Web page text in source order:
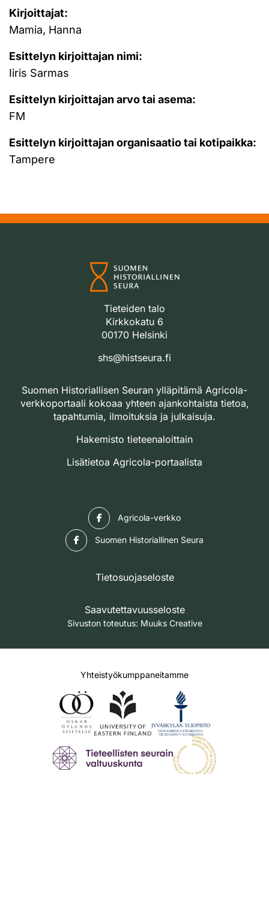
Kirjoittajat:
Mamia, Hanna
Esittelyn kirjoittajan nimi:
Iiris Sarmas
Esittelyn kirjoittajan arvo tai asema:
FM
Esittelyn kirjoittajan organisaatio tai kotipaikka:
Tampere
Tieteiden talo
Kirkkokatu 6
00170 Helsinki
shs@histseura.fi
Suomen Historiallisen Seuran ylläpitämä Agricola-
verkkoportaali kokoaa yhteen ajankohtaista tietoa,
tapahtumia, ilmoituksia ja julkaisuja.
Hakemisto tieteenaloittain
Lisätietoa Agricola-portaalista
Agricola-verkko
Suomen Historiallinen Seura
Tietosuojaseloste
Saavutettavuusseloste
Sivuston toteutus: Muuks Creative
Yhteistyökumppaneitamme